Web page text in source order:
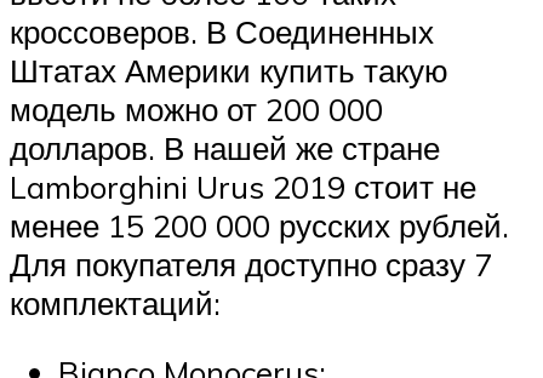
кроссоверов. В Соединенных
Штатах Америки купить такую
модель можно от 200 000
долларов. В нашей же стране
Lamborghini Urus 2019 стоит не
менее 15 200 000 русских рублей.
Для покупателя доступно сразу 7
комплектаций: